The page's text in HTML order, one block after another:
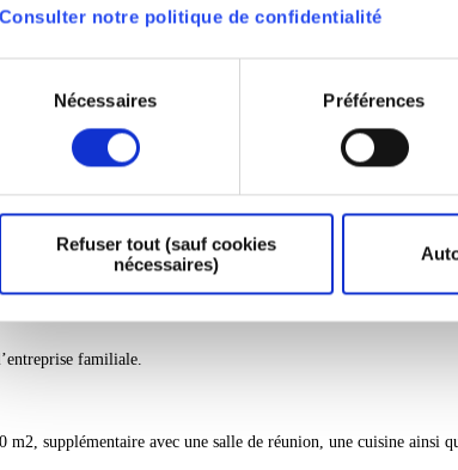
Consulter notre politique de confidentialité
Nécessaires Préférences
Refuser tout (sauf cookies
nécessaires)
le rachat de la société LAURDI TRANS en 2018, pour vous
familiale.
supplémentaire avec une salle de réunion, une cuisine ainsi